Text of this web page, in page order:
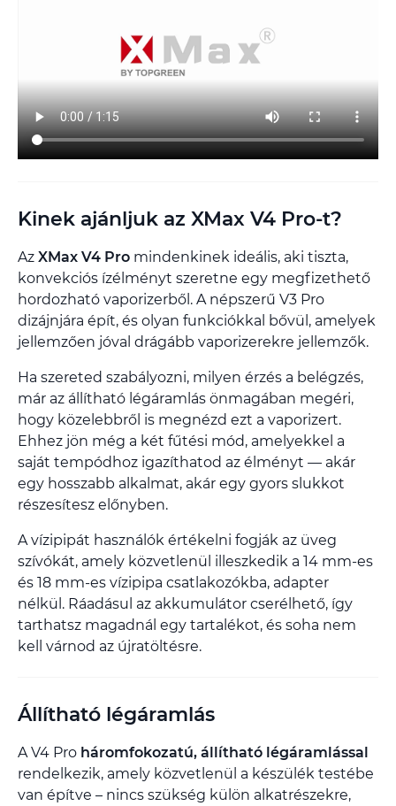
Kinek ajánljuk az XMax V4 Pro-t?
Az XMax V4 Pro mindenkinek ideális, aki tiszta,
konvekciós ízélményt szeretne egy megfizethető
hordozható vaporizerből. A népszerű V3 Pro
dizájnjára épít, és olyan funkciókkal bővül, amelyek
jellemzően jóval drágább vaporizerekre jellemzők.
Ha szereted szabályozni, milyen érzés a belégzés,
már az állítható légáramlás önmagában megéri,
hogy közelebbről is megnézd ezt a vaporizert.
Ehhez jön még a két fűtési mód, amelyekkel a
saját tempódhoz igazíthatod az élményt — akár
egy hosszabb alkalmat, akár egy gyors slukkot
részesítesz előnyben.
A vízipipát használók értékelni fogják az üveg
szívókát, amely közvetlenül illeszkedik a 14 mm-es
és 18 mm-es vízipipa csatlakozókba, adapter
nélkül. Ráadásul az akkumulátor cserélhető, így
tarthatsz magadnál egy tartalékot, és soha nem
kell várnod az újratöltésre.
Állítható légáramlás
A V4 Pro háromfokozatú, állítható légáramlással
rendelkezik, amely közvetlenül a készülék testébe
van építve – nincs szükség külön alkatrészekre,